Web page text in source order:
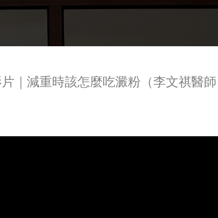
｜減重時該怎麼吃澱粉（李文祺醫